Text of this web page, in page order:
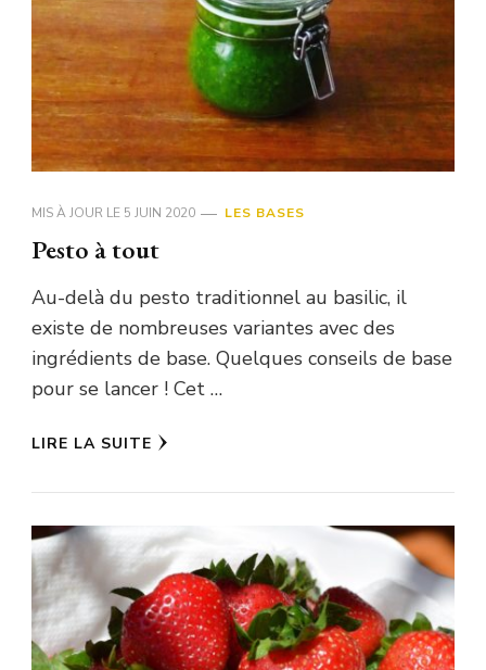
MIS À JOUR LE 5 JUIN 2020 LES BASES
Pesto à tout
Au-delà du pesto traditionnel au basilic, il
existe de nombreuses variantes avec des
ingrédients de base. Quelques conseils de base
pour se lancer ! Cet …
LIRE LA SUITE